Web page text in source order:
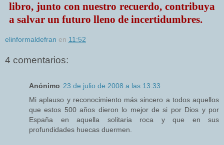
libro, junto con nuestro recuerdo, contribuya
a salvar un futuro lleno de incertidumbres.
elinformaldefran en 11:52
4 comentarios:
Anónimo 23 de julio de 2008 a las 13:33
Mi aplauso y reconocimiento más sincero a todos aquellos
que estos 500 años dieron lo mejor de si por Dios y por
España en aquella solitaria roca y que en sus
profundidades huecas duermen.